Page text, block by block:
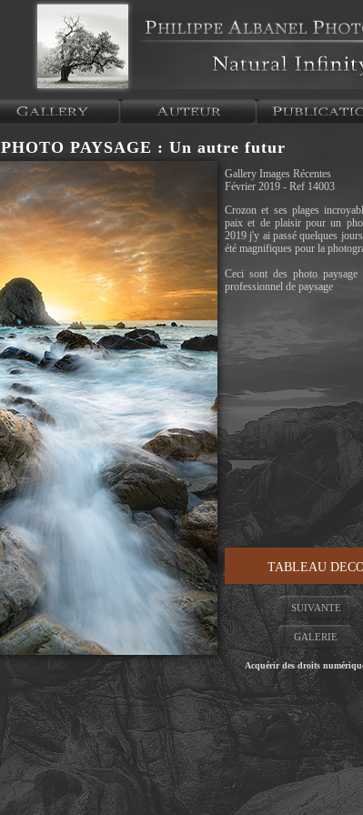
PHOTO PAYSAGE : Un autre futur
Gallery Images Récentes
Février 2019 - Ref 14003
Crozon et ses plages
paix et de plaisir pour un
2019 j'y ai passé quelques
été magnifiques pour la
Ceci sont des photo paysage
professionnel de paysage
TABLEAU
SUIVANTE
GALERIE
Acquérir des droits